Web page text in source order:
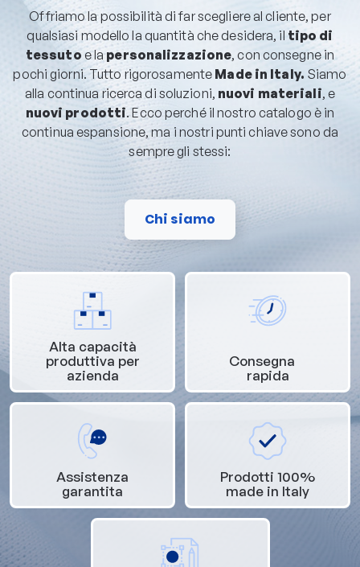
Offriamo la possibilità di far scegliere al cliente, per
qualsiasi modello la quantità che desidera, iltipo di
tessuto e lapersonalizzazione, con consegne in
pochi giorni. Tutto rigorosamente Made in Italy. Siamo
alla continua ricerca di soluzioni, nuovi materiali, e
nuovi prodotti. Ecco perché il nostro catalogo è in
continua espansione, ma i nostri punti chiave sono da
sempre gli stessi:
Chi siamo
Alta capacità
produttiva per
azienda
Consegna
rapida
Assistenza
garantita
Prodotti 100%
made in Italy